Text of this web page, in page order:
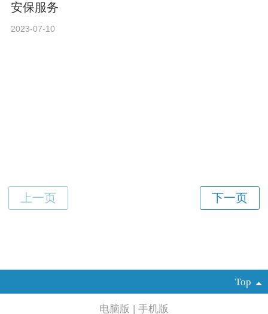
安保服务
2023-07-10
Top
电脑版 手机版